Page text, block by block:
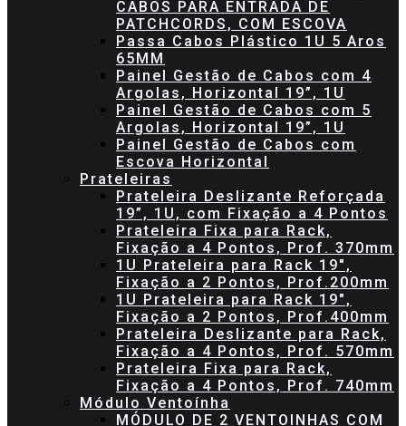
CABOS PARA ENTRADA DE
PATCHCORDS, COM ESCOVA
Passa Cabos Plástico 1U 5 Aros
65MM
Painel Gestão de Cabos com 4
Argolas, Horizontal 19”, 1U
Painel Gestão de Cabos com 5
Argolas, Horizontal 19”, 1U
Painel Gestão de Cabos com
Escova Horizontal
Prateleiras
Prateleira Deslizante Reforçada
19”, 1U, com Fixação a 4 Pontos
Prateleira Fixa para Rack,
Fixação a 4 Pontos, Prof. 370mm
1U Prateleira para Rack 19″,
Fixação a 2 Pontos, Prof.200mm
1U Prateleira para Rack 19″,
Fixação a 2 Pontos, Prof.400mm
Prateleira Deslizante para Rack,
Fixação a 4 Pontos, Prof. 570mm
Prateleira Fixa para Rack,
Fixação a 4 Pontos, Prof. 740mm
Módulo Ventoínha
MÓDULO DE 2 VENTOINHAS COM